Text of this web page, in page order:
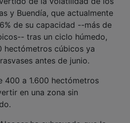
y Buendía, que actualmente
de su capacidad --más de
tras un ciclo húmedo,
hectómetros cúbicos ya
antes de junio.
en una zona sin